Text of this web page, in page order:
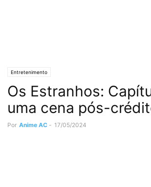
Entretenimento
Os Estranhos:
uma cena pós-
Por Anime AC - 17/05/2024